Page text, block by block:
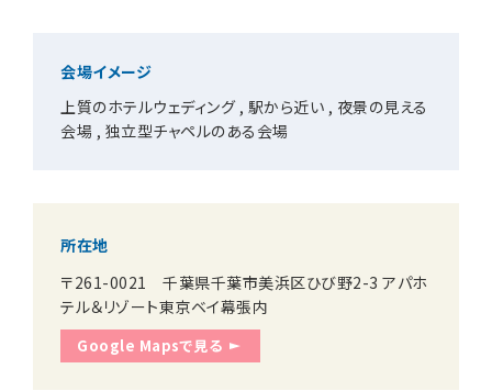
お知らせ
無料相談お申込み
資料請求
会場イメージ
上質のホテルウェディング 駅から近い
夜景の見える
会場
独立型チャペルのある会場
所在地
〒261-0021 千葉県千葉市美浜区ひび野2-3 アパホ
テル＆リゾート東京ベイ幕張内
Google Mapsで見る